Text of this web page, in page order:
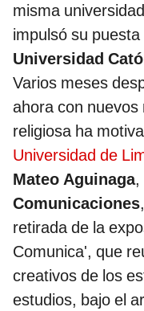
misma
impulsó su
Universidad
Varios meses
ahora con
religiosa ha
Universidad de
Mateo Aguinaga,
Comunicaciones
retirada de la
Comunica', que
creativos de los
estudios, bajo el